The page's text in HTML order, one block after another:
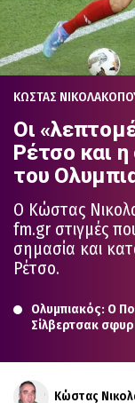
ΚΩΣΤΑΣ
Οι
Ρέτσο και η
του
Ο Κώστας
fm.gr στιγμές
σημασία και
Ρέτσο.
Ολυμπιακός: Ο
Σίλβερτσακ
Κώστας